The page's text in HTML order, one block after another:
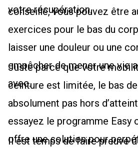
votre récupération.
conseillé, vous pouvez être
exercices pour le bas du
laisser une douleur ou une
empêcher de mener une vie
avec.
Juste parce que votre
ceinture est limitée, le bas
absolument pas hors
essayez le programme Easy
offre une solution pour
Il est temps de faire preuve